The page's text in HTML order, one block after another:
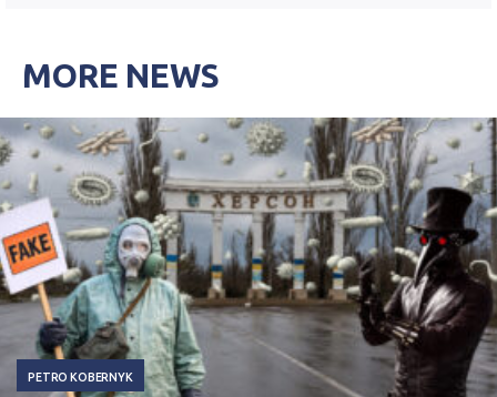
MORE NEWS
PETRO KOBERNYK